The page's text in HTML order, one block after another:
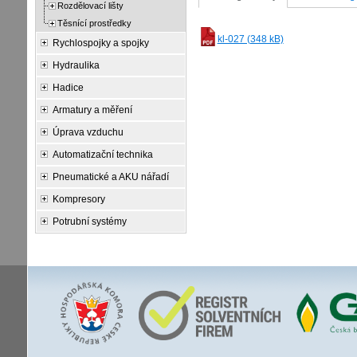
kl-027 (348 kB)
Rozdělovací lišty
Těsnící prostředky
Rychlospojky a spojky
Hydraulika
Hadice
Armatury a měření
Úprava vzduchu
Automatizační technika
Pneumatické a AKU nářadí
Kompresory
Potrubní systémy